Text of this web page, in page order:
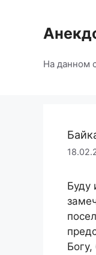
содержимому
На данном
Буду